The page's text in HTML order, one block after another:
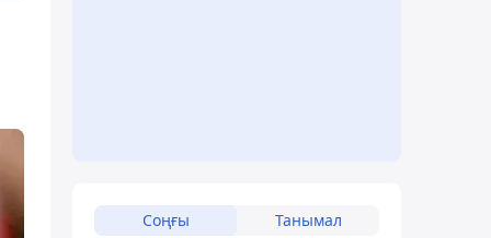
Соңғы Танымал